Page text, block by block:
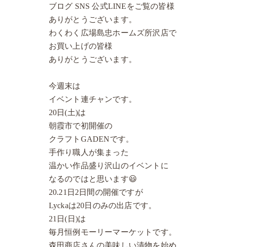
ブログ SNS 公式LINEをご覧の皆様
ありがとうございます。
わくわく広場島忠ホームズ所沢店で
お買い上げの皆様
ありがとうございます。
今週末は
イベント連チャンです。
20日(土)は
朝霞市で初開催の
クラフトGADENです。
手作り職人が集まった
温かい作品盛り沢山のイベントに
なるのではと思います😃
20.21日2日間の開催ですが
Lyckaは20日のみの出店です。
21日(日)は
毎月恒例モーリーマーケットです。
森田商店さんの美味しい漬物を始め